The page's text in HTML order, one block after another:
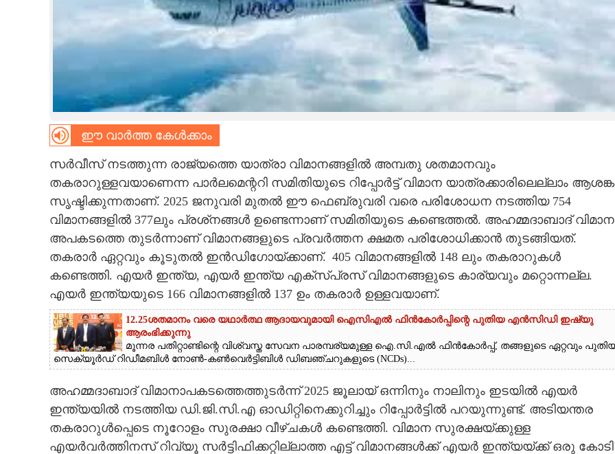
LITERATURE
CONTACT US
ഈ വാർത്ത കേൾക്കാം
സർവീസ് നടത്തുന്ന രാജ്യത്തെ യാത്രാ വിമാനങ്ങളിൽ അമ്പതു ശതമാനവും
തകരാറുള്ളവയാണെന്ന പാർലമെന്ററി സമിതിയുടെ റിപ്പോർട്ട് വിമാന യാത്രക്കാരിലെല്ലാം ആശങ്ക
സൃഷ്ടിക്കുന്നതാണ്. 2025 ജനുവരി മുതൽ ഈ ഫെബ്രുവരി വരെ പരിശോധന നടത്തിയ 754
വിമാനങ്ങളിൽ 377ലും പ്രശ്‌നങ്ങൾ ഉണ്ടെന്നാണ് സമിതിയുടെ കണ്ടെത്തൽ. അഹമ്മദാബാദ് വിമാന
അപകടത്തെ തുടർന്നാണ് വിമാനങ്ങളുടെ പ്രവർത്തന ക്ഷമത പരിശോധിക്കാൻ തുടങ്ങിയത്.
തകരാർ ഏറ്റവും കൂടുതൽ ഇൻഡിഗോയ്ക്കാണ്. 405 വിമാനങ്ങളിൽ 148 ലും തകരാറുകൾ
കണ്ടെത്തി. എയർ ഇന്ത്യ, എയർ ഇന്ത്യ എക്സ്പ്രസ് വിമാനങ്ങളുടെ കാര്യവും മറ്റൊന്നല്ല.
എയർ ഇന്ത്യയുടെ 166 വിമാനങ്ങളിൽ 137 ഉം തകരാർ ഉള്ളവയാണ്.
12.25ശതമാനം വരെ യഥാർത്ഥ ആദായവുമായി ഐസിഎൽ ഫിൻകോർപ്പിന്റെ പുതിയ എൻസിഡി ഇഷ്യു
ആരംഭിക്കുന്നു
മൂന്നര പതിറ്റാണ്ടിന്റെ വിശ്വസ്ത സേവന പാരമ്പര്യമുള്ള ഐ.സി.എൽ ഫിൻകോർപ്പ്, തങ്ങളുടെ ഏറ്റവും
സെക്യൂർഡ് റിഡീമബിൾ നോൺ-കൺവെർട്ടിബിൾ ഡിബഞ്ചറുകളുടെ (NCDs)...
അഹമ്മദാബാദ് വിമാനാപകടത്തെത്തുടർന്ന് 2025 ജൂലായ് ഒന്നിനും നാലിനും ഇടയിൽ എയർ
ഇന്ത്യയിൽ നടത്തിയ ഡി.ജി.സി.എ ഓഡിറ്റിനെക്കുറിച്ചും റിപ്പോർട്ടിൽ പറയുന്നുണ്ട്. അടിയന്തര
തകരാറുൾപ്പെടെ നൂറോളം സുരക്ഷാ വീഴ്ചകൾ കണ്ടെത്തി. വിമാന സുരക്ഷയ്‌ക്കുള്ള
എയർവർത്തിനസ് റിവ്യൂ സർട്ടിഫിക്കറ്റില്ലാത്ത എട്ട് വിമാനങ്ങൾക്ക് എയർ ഇന്ത്യയ്ക്ക് ഒരു കോടി